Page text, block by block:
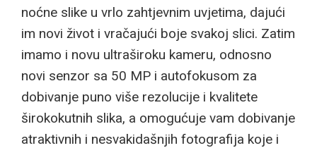
noćne slike u vrlo zahtjevnim uvjetima, dajući
im novi život i vračajući boje svakoj slici. Zatim
imamo i novu ultraširoku kameru, odnosno
novi senzor sa 50 MP i autofokusom za
dobivanje puno više rezolucije i kvalitete
širokokutnih slika, a omogućuje vam dobivanje
atraktivnih i nesvakidašnjih fotografija koje i